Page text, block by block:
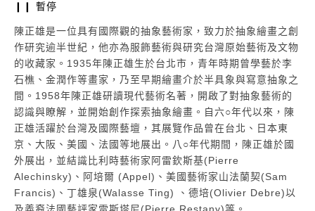
❙❙ 暫停
陳正雄是一位具有國際觀的抽象藝術家，致力於抽象繪畫之創
作研究逾半世紀，他亦為服飾藝術與研究台灣原始藝術及文物
的收藏家。1935年陳正雄生於台北市，青年時期曾學藝於李
石樵、金潤作等畫家，乃至早期繪畫介於半具象與寫意抽象之
間。1958年陳正雄研讀現代藝術名著，開啟了對抽象藝術的
認識與瞭解，並開始創作探索抽象繪畫。自六○年代以來，陳
正雄活躍於台灣及國際藝壇，其展覽作品曾在台北、日本東
京、大阪、 美國、法國等地展出。八○年代期間，陳正雄於國
外展出，並結識比利時藝術家阿雷欽斯基(Pierre
Alechinsky)、阿培爾 (Appel)、美國藝術家山法蘭契(Sam
Francis)、丁雄泉(Walasse Ting) 、德培(Olivier Debre)以